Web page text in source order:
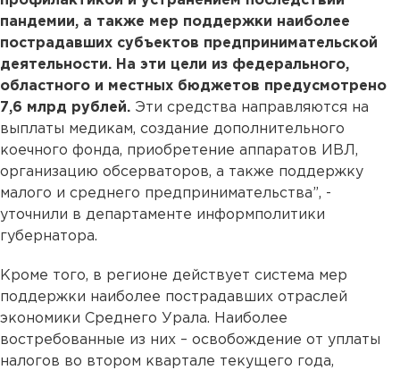
пандемии, а также мер поддержки наиболее
пострадавших субъектов предпринимательской
деятельности. На эти цели из федерального,
областного и местных бюджетов предусмотрено
7,6 млрд рублей. Эти средства направляются на
выплаты медикам, создание дополнительного
коечного фонда, приобретение аппаратов ИВЛ,
организацию обсерваторов, а также поддержку
малого и среднего предпринимательства”, -
уточнили в департаменте информполитики
губернатора.
Кроме того, в регионе действует система мер
поддержки наиболее пострадавших отраслей
экономики Среднего Урала. Наиболее
востребованные из них – освобождение от уплаты
налогов во втором квартале текущего года,